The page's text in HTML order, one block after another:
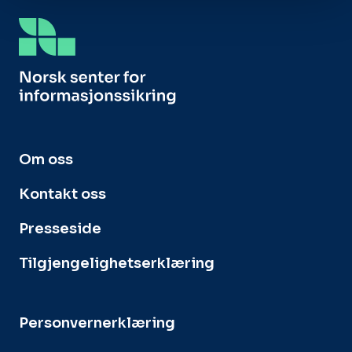
Om oss
Kontakt oss
Presseside
Tilgjengelighetserklæring
Personvernerklæring